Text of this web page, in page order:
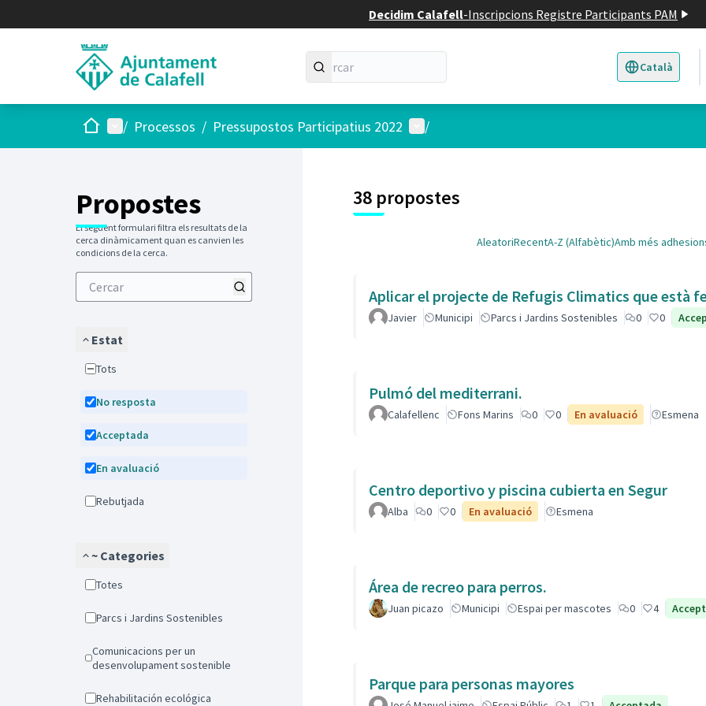
Decidim Calafell-Inscripcions Registre Participants PAM
Català
Triar la llengua
Inici Menú principal
/ Processos / Pressupostos Participatius 2022 Menú d'usuari
/
Propostes
El següent formulari filtra els resultats de la
cerca dinàmicament quan es canvien les
condicions de la cerca.
Estat
Tots
No resposta
Acceptada
En avaluació
Rebutjada
~ Categories
Totes
Parcs i Jardins Sostenibles
Comunicacions per un
desenvolupament sostenible
Rehabilitación ecológica
38 propostes
AleatoriRecentA-Z (Alfabètic)Amb més
Aplicar el projecte de Refugis Climatics que està
Javier Municipi Parcs i Jardins Sostenibles 0 0
Pulmó del mediterrani.
Calafellenc Fons Marins 0 0 En avaluació Esmena
Centro deportivo y piscina cubierta en Segur
Alba 0 0 En avaluació Esmena
Área de recreo para perros.
Juan picazo Municipi Espai per mascotes 0 4
Parque para personas mayores